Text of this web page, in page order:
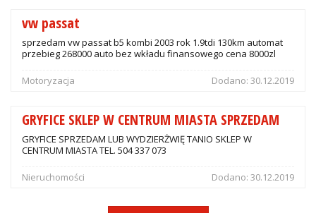
vw passat
sprzedam vw passat b5 kombi 2003 rok 1.9tdi 130km automat
przebieg 268000 auto bez wkładu finansowego cena 8000zl
Motoryzacja Dodano: 30.12.2019
GRYFICE SKLEP W CENTRUM MIASTA SPRZEDAM
GRYFICE SPRZEDAM LUB WYDZIERŻWIĘ TANIO SKLEP W
CENTRUM MIASTA TEL. 504 337 073
Nieruchomości Dodano: 30.12.2019